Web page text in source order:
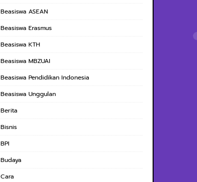
Beasiswa ASEAN
Beasiswa Erasmus
Beasiswa KTH
Beasiswa MBZUAI
Beasiswa Pendidikan Indonesia
Beasiswa Unggulan
Berita
Bisnis
BPI
Budaya
Cara